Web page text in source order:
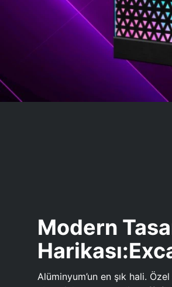
Modern
Alüminyum’un en şık hali.